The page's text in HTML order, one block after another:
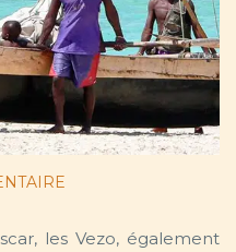
les Vezo, également